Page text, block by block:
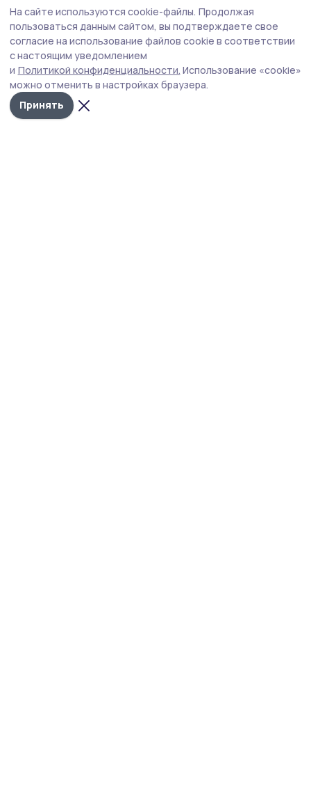
федеральной программы «Время героев», и
реализовывалась вместе с его коллегами по
программе — Алексеем Кондратьевым и
Константином Кутейниковым. Заявку в
программу подали почти 400 участников и
ветеранов СВО. После всех вступительных
испытаний участниками первого потока стали
На сайте используются cookie-файлы. Продолжая
пользоваться данным сайтом, вы подтверждаете свое
согласие на использование файлов cookie в соответствии
с настоящим уведомлением
и Политикой конфиденциальности. Использование «cookie»
можно отменить в настройках браузера.
Принять